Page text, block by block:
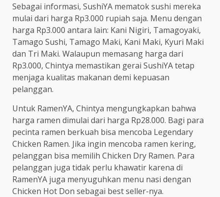
Sebagai informasi, SushiYA mematok sushi mereka
mulai dari harga Rp3.000 rupiah saja. Menu dengan
harga Rp3.000 antara lain: Kani Nigiri, Tamagoyaki,
Tamago Sushi, Tamago Maki, Kani Maki, Kyuri Maki
dan Tri Maki. Walaupun memasang harga dari
Rp3.000, Chintya memastikan gerai SushiYA tetap
menjaga kualitas makanan demi kepuasan
pelanggan.
Untuk RamenYA, Chintya mengungkapkan bahwa
harga ramen dimulai dari harga Rp28.000. Bagi para
pecinta ramen berkuah bisa mencoba Legendary
Chicken Ramen. Jika ingin mencoba ramen kering,
pelanggan bisa memilih Chicken Dry Ramen. Para
pelanggan juga tidak perlu khawatir karena di
RamenYA juga menyuguhkan menu nasi dengan
Chicken Hot Don sebagai best seller-nya.